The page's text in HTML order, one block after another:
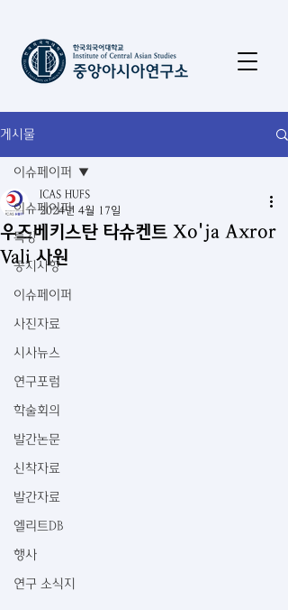
게시물
이슈페이퍼
특강
공지사항
이슈페이퍼
사진자료
시사뉴스
연구포럼
학술회의
발간논문
신착자료
발간자료
엘리트DB
행사
연구 소식지
이슈페이퍼
우즈베키스탄 타슈켄트 Xo'ja Axror
Vali 사원
ICAS HUFS
2024년 4월 17일